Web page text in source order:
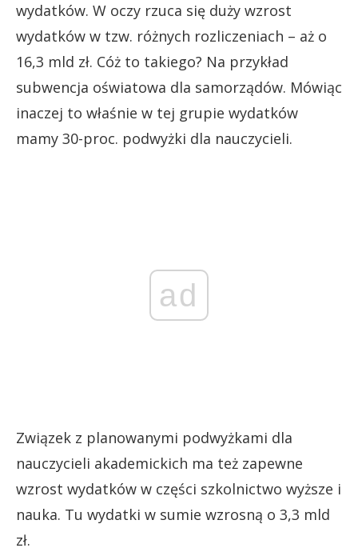
wydatków. W oczy rzuca się duży wzrost
wydatków w tzw. różnych rozliczeniach – aż o
16,3 mld zł. Cóż to takiego? Na przykład
subwencja oświatowa dla samorządów. Mówiąc
inaczej to właśnie w tej grupie wydatków
mamy 30-proc. podwyżki dla nauczycieli.
ad
Związek z planowanymi podwyżkami dla
nauczycieli akademickich ma też zapewne
wzrost wydatków w części szkolnictwo wyższe i
nauka. Tu wydatki w sumie wzrosną o 3,3 mld
zł.